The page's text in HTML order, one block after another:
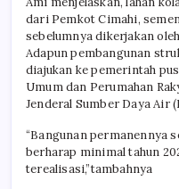
dari Pemkot Cimahi,
sebelumnya dikerjakan
Adapun pembangunan
diajukan ke pemerintah
Umum dan Perumahan
Jenderal Sumber Daya Air
“Bangunan permanennya
berharap minimal tahun
terealisasi,”tambahnya